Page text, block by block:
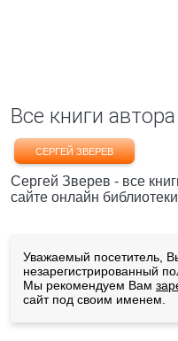
Все книги
СЕРГЕЙ ЗВЕРЕВ
Сергей Зверев - все
сайте онлайн
Уважаемый посетитель,
незарегистрированный
Мы рекомендуем Вам
сайт под своим именем.